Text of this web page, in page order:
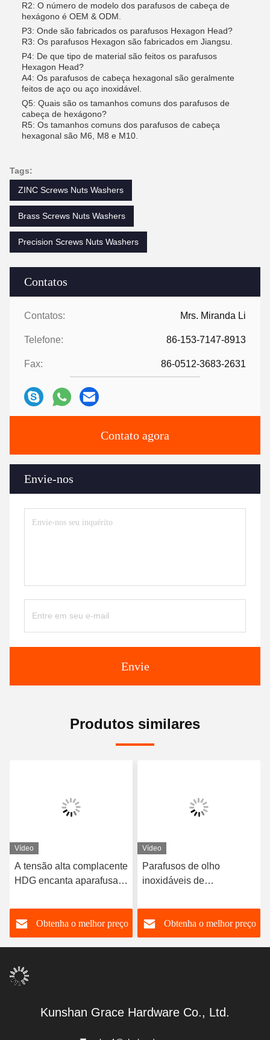
Contatos
Contatos: Mrs. Miranda Li
Telefone: 86-153-7147-8913
Fax: 86-0512-3683-2631
Contato agora
Envie-nos
Envie
R2: O número de modelo dos parafusos de cabeça de
hexágono é OEM & ODM.
P3: Onde são fabricados os parafusos Hexagon Head?
R3: Os parafusos Hexagon são fabricados em Jiangsu.
P4: De que tipo de material são feitos os parafusos
Hexagon Head?
A4: Os parafusos de cabeça hexagonal são geralmente
feitos de aço ou aço inoxidável.
Q5: Quais são os tamanhos comuns dos parafusos de
cabeça de hexágono?
R5: Os tamanhos comuns dos parafusos de cabeça
hexagonal são M6, M8 e M10.
Tags:
ZINC Screws Nuts Washers
Brass Screws Nuts Washers
Precision Screws Nuts Washers
Produtos similares
Vídeo
A tensão alta complacente
HDG encanta aparafusa o
encanta o parafuso da
tensão alta do parafuso
Obtenha o melhor preço
Vídeo
Parafusos de olho
inoxidáveis de
galvanizados do aço
carbono dos parafusos de
olho da dobradiça do
Obtenha o melhor preço
Kunshan Grace Hardware Co., Ltd.